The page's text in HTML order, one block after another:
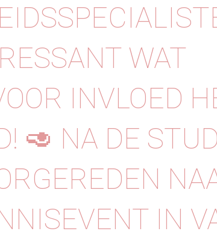
WAT
INVLOED
🥑 NA DE
IN